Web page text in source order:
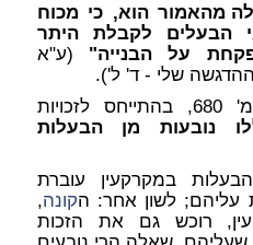
מהאמור הוא, כי מכוח
הבעלים לקבלת היתר
על הבנייה" (ע"א
וכן בע"א 438/83, בעמ' 680, בהתייחס לזכויות
נובעות מן הבעלות
במקרקעין עוברת
עליהם; לשון אחר: הקונה,
רוכש גם את הזכות